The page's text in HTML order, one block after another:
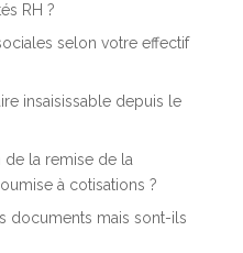
RH ?
selon votre effectif
insaisissable depuis le
de la remise de la
à cotisations ?
documents mais sont-ils